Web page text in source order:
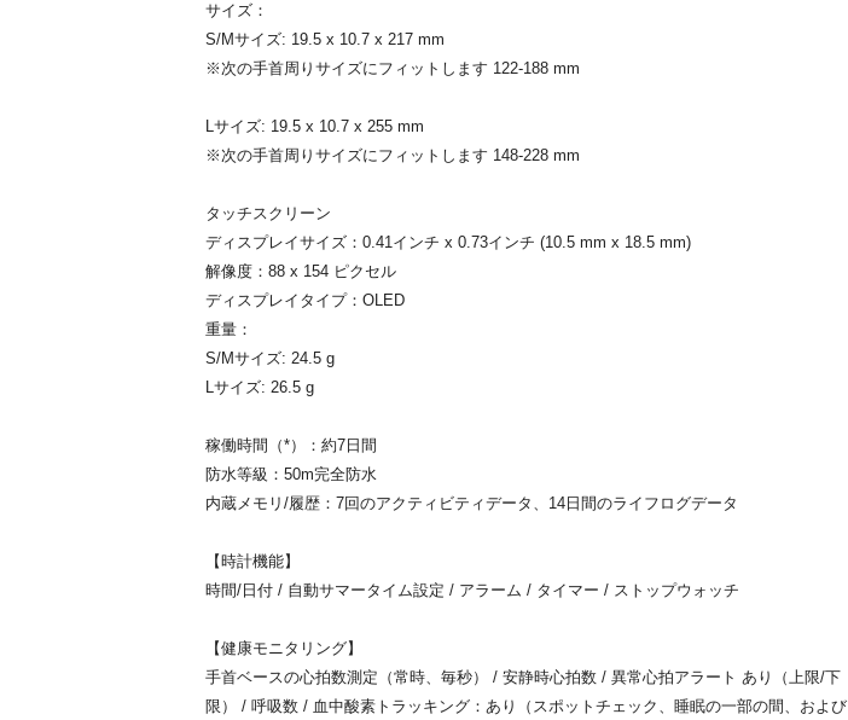
サイズ：
S/Mサイズ: 19.5 x 10.7 x 217 mm
※次の手首周りサイズにフィットします 122-188 mm
Lサイズ: 19.5 x 10.7 x 255 mm
※次の手首周りサイズにフィットします 148-228 mm
タッチスクリーン
ディスプレイサイズ：0.41インチ x 0.73インチ (10.5 mm x 18.5 mm)
解像度：88 x 154 ピクセル
ディスプレイタイプ：OLED
重量：
S/Mサイズ: 24.5 g
Lサイズ: 26.5 g
稼働時間（*）：約7日間
防水等級：50m完全防水
内蔵メモリ/履歴：7回のアクティビティデータ、14日間のライフログデータ
【時計機能】
時間/日付 / 自動サマータイム設定 / アラーム / タイマー / ストップウォッチ
【健康モニタリング】
手首ベースの心拍数測定（常時、毎秒） / 安静時心拍数 / 異常心拍アラート あり（上限/下
限） / 呼吸数 / 血中酸素トラッキング：あり（スポットチェック、睡眠の一部の間、および